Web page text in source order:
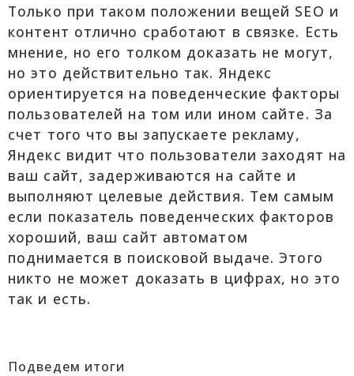
Только при таком положении вещей SEO и
контент отлично сработают в связке. Есть
мнение, но его толком доказать не могут,
но это действительно так. Яндекс
ориентируется на поведенческие факторы
пользователей на том или ином сайте. За
счет того что вы запускаете рекламу,
Яндекс видит что пользователи заходят на
ваш сайт, задерживаются на сайте и
выполняют целевые действия. Тем самым
если показатель поведенческих факторов
хороший, ваш сайт автоматом
поднимается в поисковой выдаче. Этого
никто не может доказать в цифрах, но это
так и есть.
Подведем итоги